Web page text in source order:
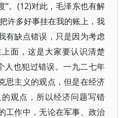
”。(12)对此，毛泽东也有解
许多好事挂在我的账上，我
有缺点错误，只是因为考虑
面，这是大家要认识清楚
人也犯过错误。一九二七年
思主义的观点，但是在经济
观点，所以经济问题写错
工作中，无论在军事、政治